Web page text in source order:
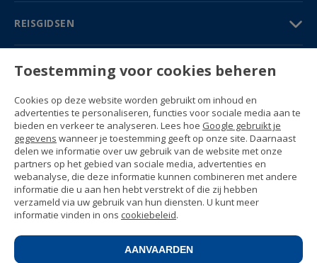
REISGIDSEN
PARTNERS
Contact
Prijzen & Brochures
(+34) 91 594 37 76
Gustavo Fernández Balbuena, 11
28002 Madrid, Spain
Sitemap
Algemene voorwaarden
Privacyverklaring
Enforex Cookiebeleid
(CIF B-79946729) All rights reserved.
Juridische kennisgeving
Toestemming voor cookies beheren
Cookies op deze website worden gebruikt om inhoud en
advertenties te personaliseren, functies voor sociale media aan te
bieden en verkeer te analyseren. Lees hoe Google gebruikt je
gegevens wanneer je toestemming geeft op onze site. Daarnaast
delen we informatie over uw gebruik van de website met onze
partners op het gebied van sociale media, advertenties en
webanalyse, die deze informatie kunnen combineren met andere
informatie die u aan hen hebt verstrekt of die zij hebben
verzameld via uw gebruik van hun diensten. U kunt meer
informatie vinden in ons cookiebeleid.
AANVAARDEN